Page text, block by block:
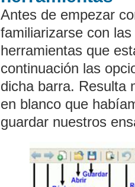
Antes de empezar
familiarizarse con
herramientas que
continuación las
dicha barra. Resulta
en blanco que
guardar nuestros